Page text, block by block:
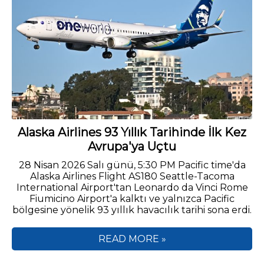
Alaska Airlines 93 Yıllık Tarihinde İlk Kez
Avrupa'ya Uçtu
28 Nisan 2026 Salı günü, 5:30 PM Pacific time'da
Alaska Airlines Flight AS180 Seattle-Tacoma
International Airport'tan Leonardo da Vinci Rome
Fiumicino Airport'a kalktı ve yalnızca Pacific
bölgesine yönelik 93 yıllık havacılık tarihi sona erdi.
READ MORE »